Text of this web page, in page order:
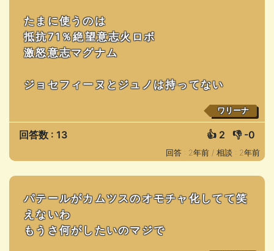
たまに使うのは
抵抗71％絶望意志火ロボ
激怒意志マグナム
ジョセフィーヌとジュノは持ってない
ワリーナ
回答数 : 13 👍 2 👎 -0
回答 : 2年前 / 相談 : 2年前
パテールがカムツスのオモチャ化してて笑
えないわ
もうさ何がしたいのマジで